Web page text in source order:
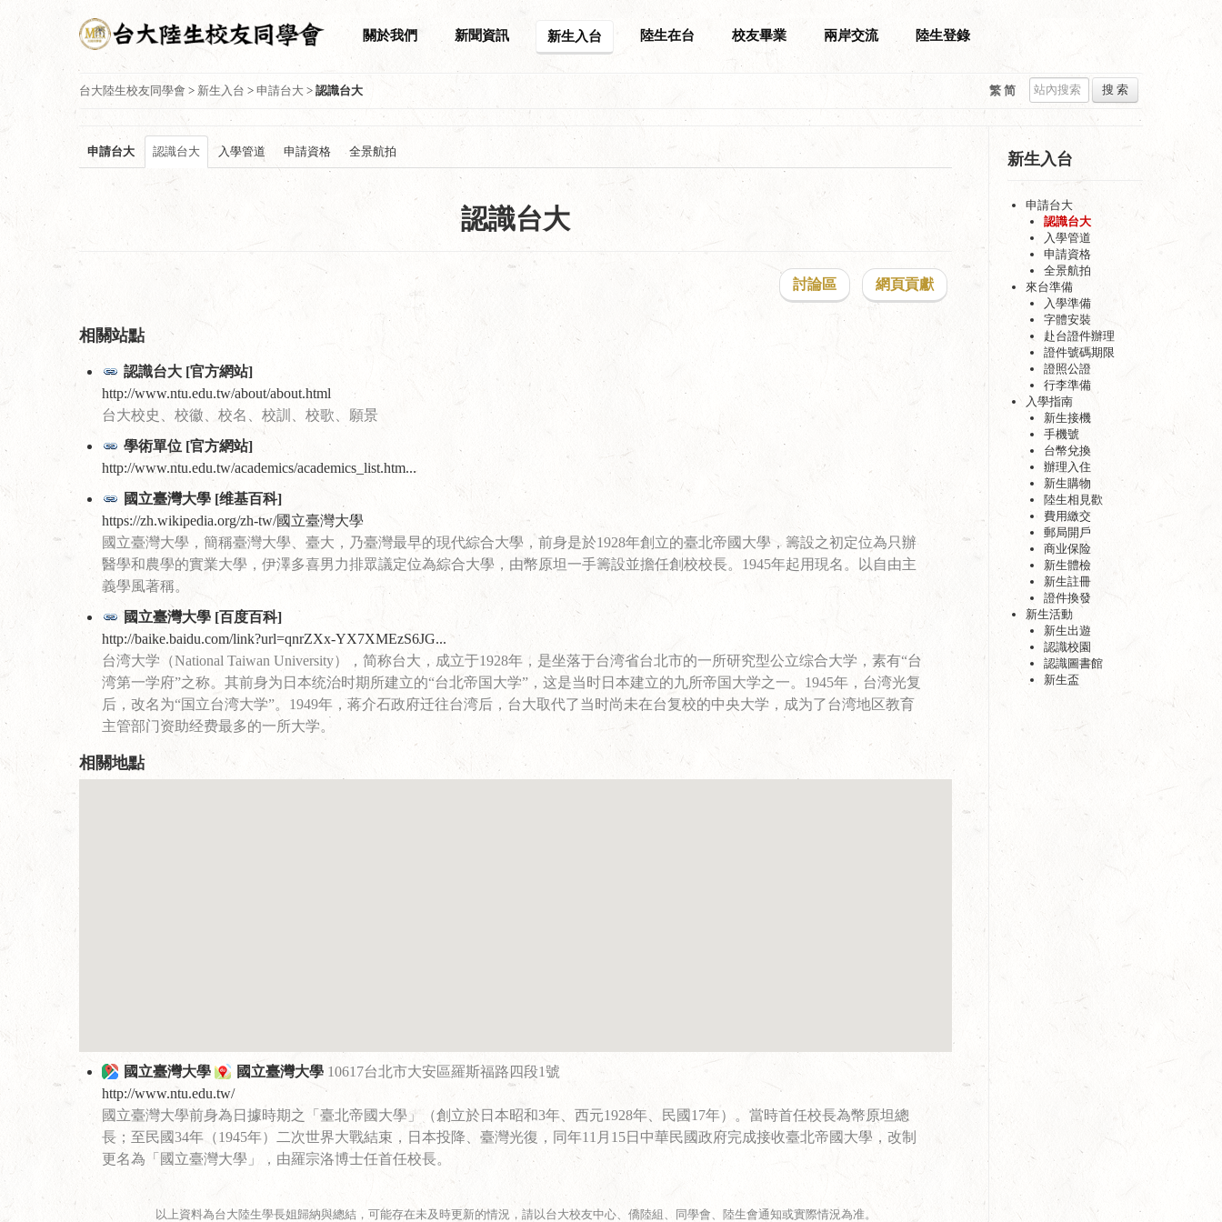
關於我們 新聞資訊 新生入台 陸生在台 校友畢業 兩岸交流 陸生登錄
搜 索
台大陸生校友同學會 > 新生入台 > 申請台大 > 認識台大 繁 简
申請台大 認識台大 入學管道 申請資格 全景航拍
認識台大
討論區 網頁貢獻
相關站點
認識台大 [官方網站]
http://www.ntu.edu.tw/about/about.html
台大校史、校徽、校名、校訓、校歌、願景
學術單位 [官方網站]
http://www.ntu.edu.tw/academics/academics_list.htm...
國立臺灣大學 [维基百科]
https://zh.wikipedia.org/zh-tw/國立臺灣大學
國立臺灣大學，簡稱臺灣大學、臺大，乃臺灣最早的現代綜合大學，前身是於1928年創立的臺北帝國大學，籌設之初定位為只辦
醫學和農學的實業大學，伊澤多喜男力排眾議定位為綜合大學，由幣原坦一手籌設並擔任創校校長。1945年起用現名。以自由主
義學風著稱。
國立臺灣大學 [百度百科]
http://baike.baidu.com/link?url=qnrZXx-YX7XMEzS6JG...
台湾大学（National Taiwan University），简称台大，成立于1928年，是坐落于台湾省台北市的一所研究型公立综合大学，素有“台
湾第一学府”之称。其前身为日本统治时期所建立的“台北帝国大学”，这是当时日本建立的九所帝国大学之一。1945年，台湾光复
后，改名为“国立台湾大学”。1949年，蒋介石政府迁往台湾后，台大取代了当时尚未在台复校的中央大学，成为了台湾地区教育
主管部门资助经费最多的一所大学。
相關地點
國立臺灣大學 國立臺灣大學 10617台北市大安區羅斯福路四段1號
http://www.ntu.edu.tw/
國立臺灣大學前身為日據時期之「臺北帝國大學」（創立於日本昭和3年、西元1928年、民國17年）。當時首任校長為幣原坦總
長；至民國34年（1945年）二次世界大戰結束，日本投降、臺灣光復，同年11月15日中華民國政府完成接收臺北帝國大學，改制
更名為「國立臺灣大學」，由羅宗洛博士任首任校長。
以上資料為台大陸生學長姐歸納與總結，可能存在未及時更新的情況，請以台大校友中心、僑陸組、同學會、陸生會通知或實際情況為准。
新生入台
申請台大
認識台大
入學管道
申請資格
全景航拍
來台準備
入學準備
字體安裝
赴台證件辦理
證件號碼期限
證照公證
行李準備
入學指南
新生接機
手機號
台幣兌換
辦理入住
新生購物
陸生相見歡
費用繳交
郵局開戶
商业保险
新生體檢
新生註冊
證件換發
新生活動
新生出遊
認識校園
認識圖書館
新生盃